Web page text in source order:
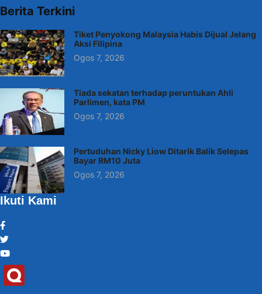
Berita Terkini
Tiket Penyokong Malaysia Habis Dijual Jelang
Aksi Filipina
Ogos 7, 2026
Tiada sekatan terhadap peruntukan Ahli
Parlimen, kata PM
Ogos 7, 2026
Pertuduhan Nicky Liow Ditarik Balik Selepas
Bayar RM10 Juta
Ogos 7, 2026
Ikuti Kami